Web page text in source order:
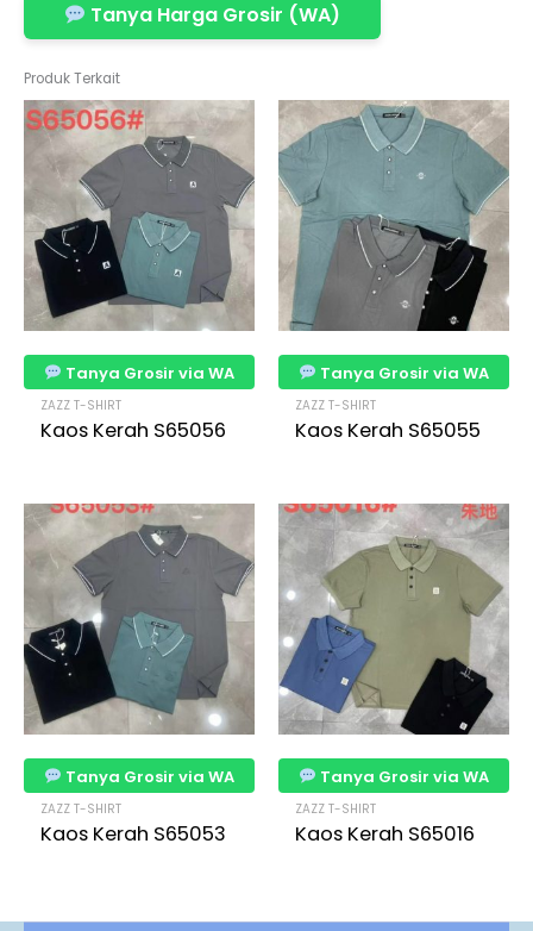
Tanya Harga Grosir (WA)
Produk Terkait
Tanya Grosir via WA
ZAZZ T-SHIRT
Kaos Kerah S65056
Tanya Grosir via WA
ZAZZ T-SHIRT
Kaos Kerah S65055
Tanya Grosir via WA
ZAZZ T-SHIRT
Kaos Kerah S65053
Tanya Grosir via WA
ZAZZ T-SHIRT
Kaos Kerah S65016